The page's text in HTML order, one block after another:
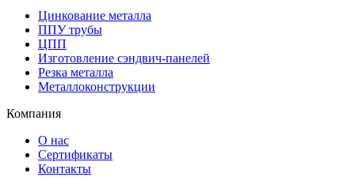
Цинкование металла
ППУ трубы
ЦПП
Изготовление сэндвич-панелей
Резка металла
Металлоконструкции
Компания
О нас
Сертификаты
Контакты